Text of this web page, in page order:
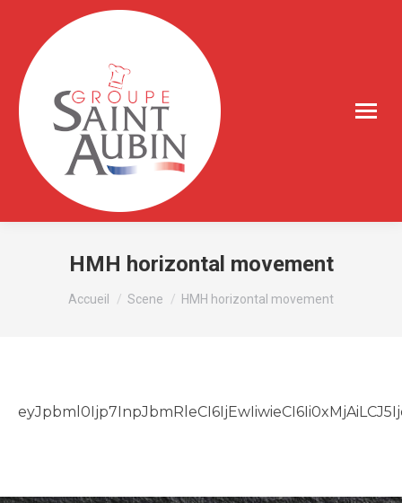
HMH horizontal movement
Vous êtes ici :
Accueil Scene HMH horizontal movement